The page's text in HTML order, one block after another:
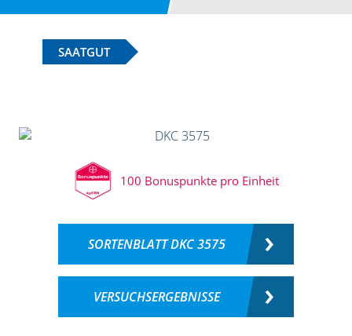
SAATGUT
100 Bonuspunkte pro Einheit
SORTENBLATT DKC 3575
VERSUCHSERGEBNISSE